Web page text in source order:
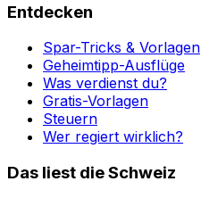
Entdecken
Spar-Tricks & Vorlagen
Geheimtipp-Ausflüge
Was verdienst du?
Gratis-Vorlagen
Steuern
Wer regiert wirklich?
Das liest die Schweiz